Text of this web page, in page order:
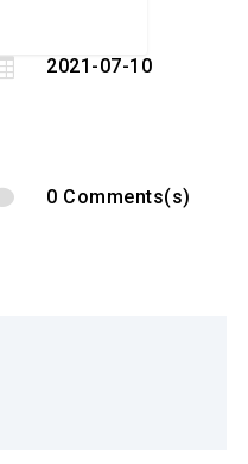
2021-07-10
0 Comments(s)